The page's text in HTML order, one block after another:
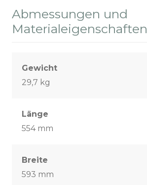
Abmessungen und
Materialeigenschaften
Gewicht
29,7 kg
Länge
554 mm
Breite
593 mm